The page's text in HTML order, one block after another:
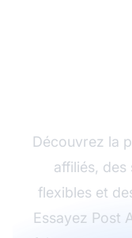
Découvrez la
affiliés,
flexibles et
Essayez Post